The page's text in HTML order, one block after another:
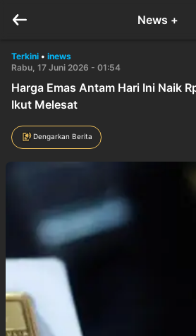
News +
Terkini • inews
Rabu, 17 Juni 2026 - 01:54
Harga Emas Antam Hari Ini Naik
Ikut Melesat
Dengarkan Berita